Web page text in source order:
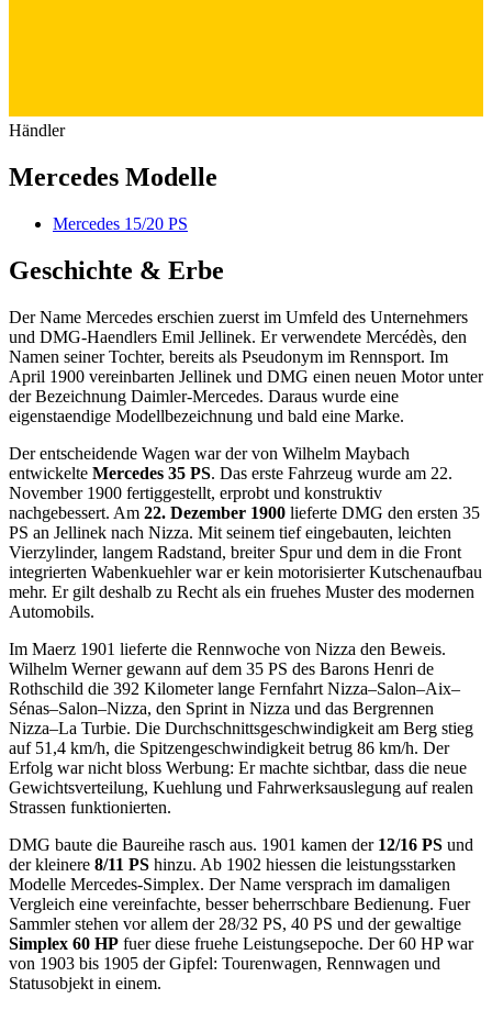
Händler
Mercedes Modelle
Mercedes 15/20 PS
Geschichte & Erbe
Der Name Mercedes erschien zuerst im Umfeld des Unternehmers
und DMG-Haendlers Emil Jellinek. Er verwendete Mercédès, den
Namen seiner Tochter, bereits als Pseudonym im Rennsport. Im
April 1900 vereinbarten Jellinek und DMG einen neuen Motor unter
der Bezeichnung Daimler-Mercedes. Daraus wurde eine
eigenstaendige Modellbezeichnung und bald eine Marke.
Der entscheidende Wagen war der von Wilhelm Maybach
entwickelte Mercedes 35 PS. Das erste Fahrzeug wurde am 22.
November 1900 fertiggestellt, erprobt und konstruktiv
nachgebessert. Am 22. Dezember 1900 lieferte DMG den ersten 35
PS an Jellinek nach Nizza. Mit seinem tief eingebauten, leichten
Vierzylinder, langem Radstand, breiter Spur und dem in die Front
integrierten Wabenkuehler war er kein motorisierter Kutschenaufbau
mehr. Er gilt deshalb zu Recht als ein fruehes Muster des modernen
Automobils.
Im Maerz 1901 lieferte die Rennwoche von Nizza den Beweis.
Wilhelm Werner gewann auf dem 35 PS des Barons Henri de
Rothschild die 392 Kilometer lange Fernfahrt Nizza–Salon–Aix–
Sénas–Salon–Nizza, den Sprint in Nizza und das Bergrennen
Nizza–La Turbie. Die Durchschnittsgeschwindigkeit am Berg stieg
auf 51,4 km/h, die Spitzengeschwindigkeit betrug 86 km/h. Der
Erfolg war nicht bloss Werbung: Er machte sichtbar, dass die neue
Gewichtsverteilung, Kuehlung und Fahrwerksauslegung auf realen
Strassen funktionierten.
DMG baute die Baureihe rasch aus. 1901 kamen der 12/16 PS und
der kleinere 8/11 PS hinzu. Ab 1902 hiessen die leistungsstarken
Modelle Mercedes-Simplex. Der Name versprach im damaligen
Vergleich eine vereinfachte, besser beherrschbare Bedienung. Fuer
Sammler stehen vor allem der 28/32 PS, 40 PS und der gewaltige
Simplex 60 HP fuer diese fruehe Leistungsepoche. Der 60 HP war
von 1903 bis 1905 der Gipfel: Tourenwagen, Rennwagen und
Statusobjekt in einem.